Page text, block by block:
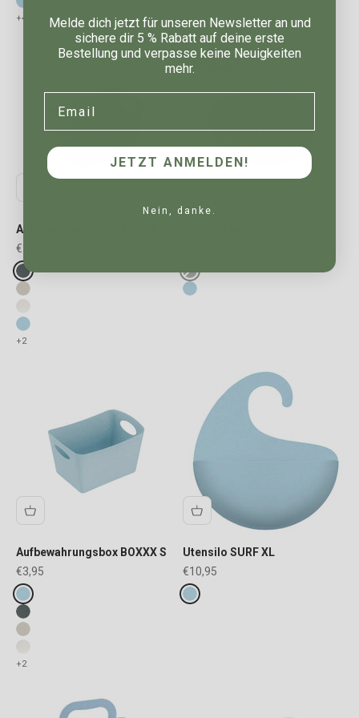
blue
+4
Aufbewahrungsbox BOXXX S
Angebot
€3,95
Fake colours
ash grey
desert sand
white
blue
+2
Fake colours
ash grey
blue
Aufbewahrungsbox BOXXX S
Angebot
€3,95
Fake colours
blue
ash grey
desert sand
+2
Utensilo SURF XL
Angebot
€10,95
Fake colours
blue
Melde dich jetzt für unseren Newsletter an und
sichere dir 5 % Rabatt auf deine erste
Bestellung und verpasse keine Neuigkeiten
mehr.
JETZT ANMELDEN!
Nein, danke.